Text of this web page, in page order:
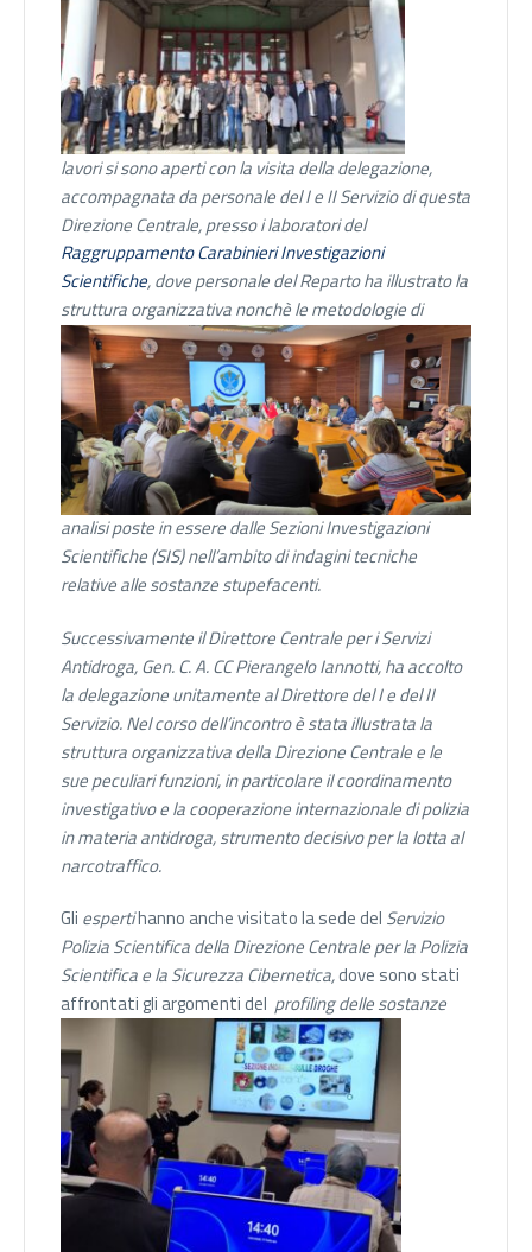
lavori si sono aperti con la visita della delegazione,
accompagnata da personale del I e II Servizio di questa
Direzione Centrale, presso i laboratori del
Raggruppamento Carabinieri Investigazioni
Scientifiche, dove personale del Reparto ha illustrato la
struttura organizzativanonchè le metodologie di
analisi poste in essere dalle Sezioni Investigazioni
Scientifiche (SIS) nell’ambito di indagini tecniche
relative alle sostanze stupefacenti.
Successivamente il Direttore Centrale per i Servizi
Antidroga, Gen. C. A. CC Pierangelo Iannotti, ha accolto
la delegazione unitamente al Direttore del I e del II
Servizio.Nel corso dell’incontro è stata illustrata la
struttura organizzativa della Direzione Centrale e le
sue peculiari funzioni, in particolare il coordinamento
investigativo e la cooperazione internazionale di polizia
in materia antidroga, strumento decisivo per la lotta al
narcotraffico.
Gli espertihanno anche visitato la sede del Servizio
Polizia Scientifica della Direzione Centrale per la Polizia
Scientifica e la Sicurezza Cibernetica,dove sono stati
affrontati gli argomenti del profiling delle sostanze